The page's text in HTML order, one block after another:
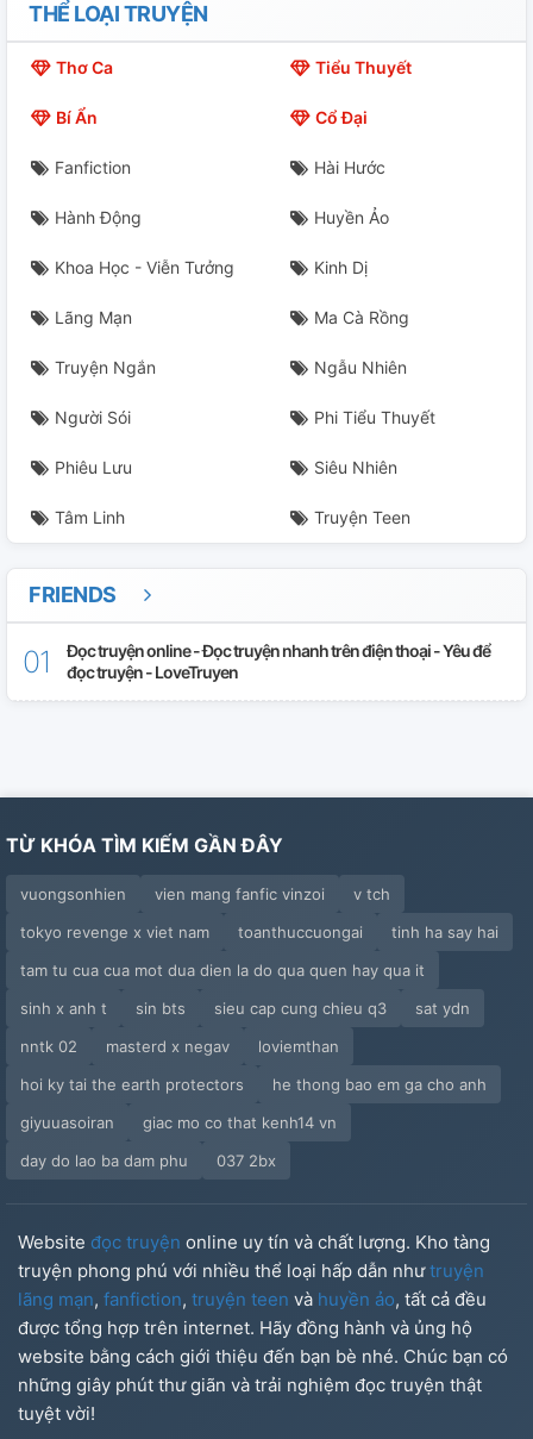
THỂ LOẠI TRUYỆN
Thơ Ca Tiểu Thuyết
Bí Ẩn Cổ Đại
Fanfiction Hài Hước
Hành Động Huyền Ảo
Khoa Học - Viễn Tưởng Kinh Dị
Lãng Mạn Ma Cà Rồng
Truyện Ngắn Ngẫu Nhiên
Người Sói Phi Tiểu Thuyết
Phiêu Lưu Siêu Nhiên
Tâm Linh Truyện Teen
FRIENDS
Đọc truyện online - Đọc truyện nhanh trên điện thoại - Yêu để
đọc truyện - LoveTruyen
TỪ KHÓA TÌM KIẾM GẦN ĐÂY
vuongsonhien vien mang fanfic vinzoi
v tch
tokyo revenge x viet nam
toanthuccuongai
tinh ha say hai
tam tu cua cua mot dua dien la do qua quen hay qua it
sinh x anh t
sin bts sieu cap cung chieu q3
sat ydn
nntk 02
masterd x negav
loviemthan
hoi ky tai the earth protectors
he thong bao em ga cho anh
giyuuasoiran
giac mo co that kenh14 vn
day do lao ba dam phu
037 2bx
Website đọc truyện online uy tín và chất lượng. Kho tàng
truyện phong phú với nhiều thể loại hấp dẫn nhưtruyện
lãng mạn, fanfiction, truyện teen và huyền ảo, tất cả đều
được tổng hợp trên internet. Hãy đồng hành và ủng hộ
website bằng cách giới thiệu đến bạn bè nhé. Chúc bạn có
những giây phút thư giãn và trải nghiệm đọc truyện thật
tuyệt vời!